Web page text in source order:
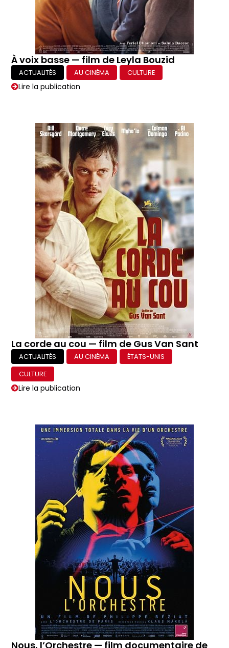
À voix basse — film de Leyla Bouzid
ACTUALITÉS AU CINÉMA CULTURE
Lire la publication
La corde au cou — film de Gus Van Sant
ACTUALITÉS AU CINÉMA
ÉTATS-UNIS
CULTURE
Lire la publication
Nous, l’Orchestre — film documentaire de